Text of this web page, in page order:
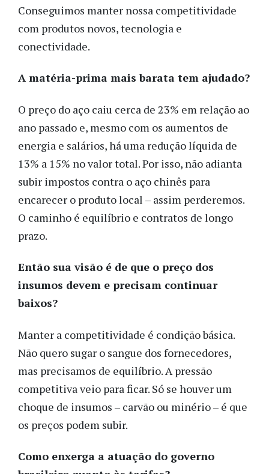
Conseguimos manter nossa competitividade
com produtos novos, tecnologia e
conectividade.
A matéria-prima mais barata tem ajudado?
O preço do aço caiu cerca de 23% em relação ao
ano passado e, mesmo com os aumentos de
energia e salários, há uma redução líquida de
13% a 15% no valor total. Por isso, não adianta
subir impostos contra o aço chinês para
encarecer o produto local – assim perderemos.
O caminho é equilíbrio e contratos de longo
prazo.
Então sua visão é de que o preço dos
insumos devem e precisam continuar
baixos?
Manter a competitividade é condição básica.
Não quero sugar o sangue dos fornecedores,
mas precisamos de equilíbrio. A pressão
competitiva veio para ficar. Só se houver um
choque de insumos – carvão ou minério – é que
os preços podem subir.
Como enxerga a atuação do governo